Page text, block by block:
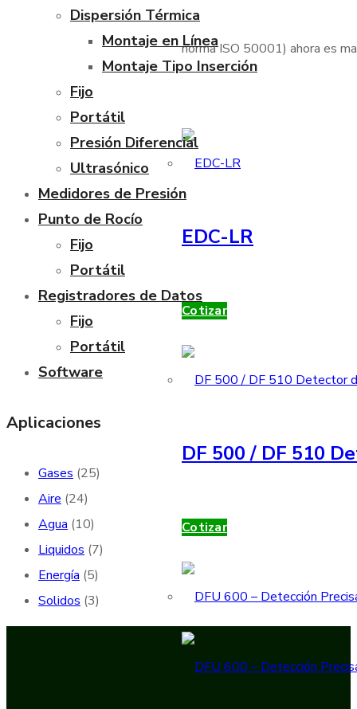
norma ISO 50001) ahora es
EDC-LR
Cotizar
DF 500 / DF 510
Cotizar
Dispersión Térmica
Montaje en Línea
Montaje Tipo Inserción
Fijo
Portátil
Presión Diferencial
Ultrasónico
Medidores de Presión
Punto de Rocío
Fijo
Portátil
Registradores de Datos
Fijo
Portátil
Software
Aplicaciones
Gases (25)
Aire (24)
Agua (10)
Liquidos (7)
Energía (5)
Solidos (3)